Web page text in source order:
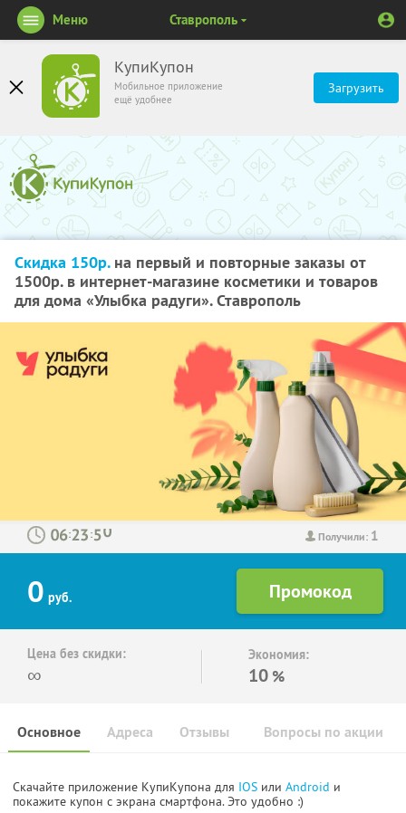
КупиКупон
Мобильное приложение
ещё удобнее
Загрузить
Меню Ставрополь
Скидка 150р.на первый и повторные заказы от
1500р. в интернет-магазине косметики и товаров
для дома «Улыбка радуги». Ставрополь
Получили: 1
: :
0 руб.
Цена без скидки:
∞
Экономия:
10 %
Основное Отзывы Вопросы по акции
Адреса
Скачайте приложение КупиКупона для IOS или Android и
покажите купон с экрана смартфона. Это удобно :)